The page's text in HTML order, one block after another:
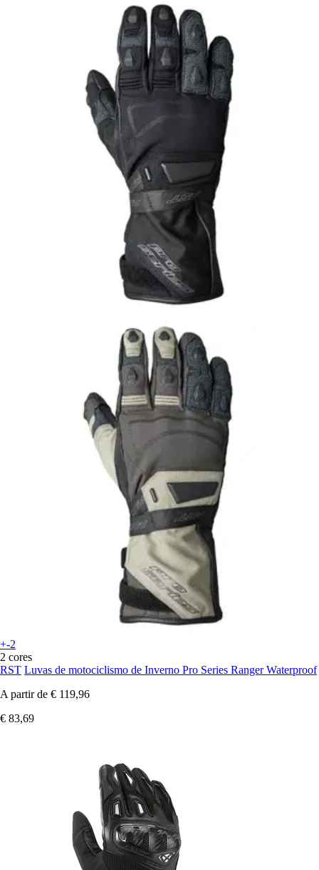
+-2
2 cores
RST Luvas de motociclismo de Inverno Pro Series Ranger Waterproof
A partir de € 119,96
€ 83,69